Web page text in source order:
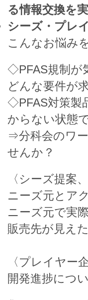
る情報交換を
シーズ・プレ
こんなお悩み
​◇PFAS規制が
どんな要件が
◇PFAS対策製
からない状態
⇒分科会のワ
せんか？​
〈シーズ提案
ニーズ元とア
ニーズ元で実
販売先が見え
〈プレイヤー
開発進捗につ